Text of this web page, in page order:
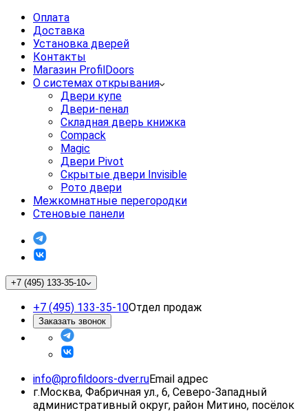
Оплата
Доставка
Установка дверей
Контакты
Магазин ProfilDoors
О системах открывания
Двери купе
Двери-пенал
Складная дверь книжка
Compack
Magic
Двери Pivot
Скрытые двери Invisible
Рото двери
Межкомнатные перегородки
Стеновые панели
+7 (495) 133-35-10
+7 (495) 133-35-10Отдел продаж
Заказать звонок
info@profildoors-dver.ruEmail адрес
г.Москва, Фабричная ул., 6, Северо-Западный
административный округ, район Митино, посёлок